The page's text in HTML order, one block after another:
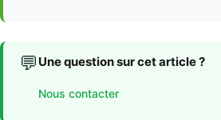
💬 Une question sur cet article ?
Nous contacter